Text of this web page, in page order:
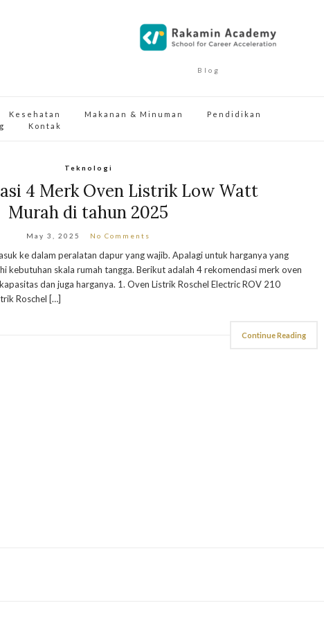
Blog
Kesehatan Makanan & Minuman
Pendidikan
Kontak
Teknologi
4 Merk Oven Listrik Low Watt
Murah di tahun 2025
May 3, 2025 No Comments
ke dalam peralatan dapur yang wajib. Apalagi untuk harganya yang
kebutuhan skala rumah tangga. Berikut adalah 4 rekomendasi merk oven
dan juga harganya. 1. Oven Listrik Roschel Electric ROV 210
Roschel […]
Continue Reading